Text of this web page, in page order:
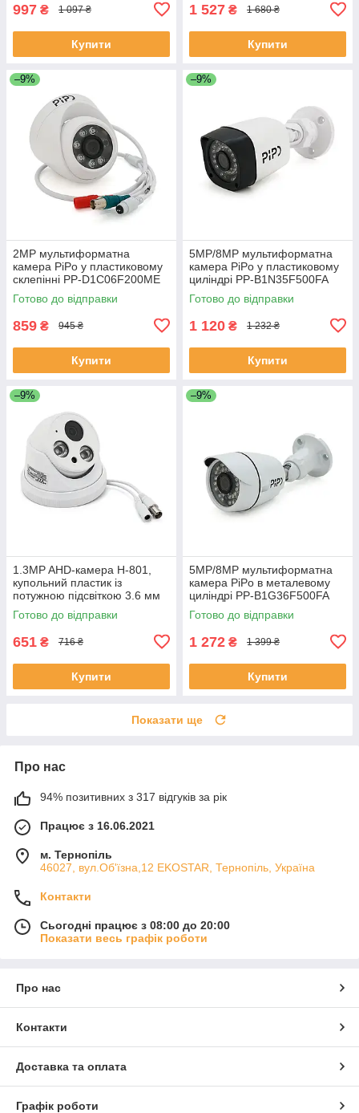
997 ₴ 1 097 ₴
Купити
1 527 ₴ 1 680 ₴
Купити
–9%
2MP мультиформатна
камера PiPo у пластиковому
склепінні PP-D1C06F200ME
2,8 (мм) ЕКОБОКС
Готово до відправки
859 ₴ 945 ₴
Купити
–9%
5MP/8MP мультиформатна
камера PiPo у пластиковому
циліндрі PP-B1N35F500FA
2,8 (мм) ЕКОБОКС
Готово до відправки
1 120 ₴ 1 232 ₴
Купити
–9%
1.3MP AHD-камера H-801,
купольний пластик із
потужною підсвіткою 3.6 мм
ЕКОБОКС
Готово до відправки
651 ₴ 716 ₴
Купити
–9%
5MP/8MP мультиформатна
камера PiPo в металевому
циліндрі PP-B1G36F500FA
2,8 (мм) ЕКОБОКС
Готово до відправки
1 272 ₴ 1 399 ₴
Купити
Показати ще
Про нас
94% позитивних з 317 відгуків за рік
Працює з 16.06.2021
м. Тернопіль
46027, вул.Об'їзна,12 EKOSTAR, Тернопіль, Україна
Контакти
Сьогодні працює з 08:00 до 20:00
Показати весь графік роботи
Про нас
Контакти
Доставка та оплата
Графік роботи